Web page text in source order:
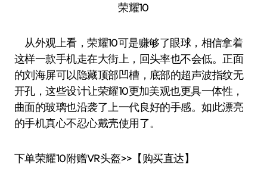
荣耀10
从外观上看，荣耀10可是赚够了眼球，相信拿着
这样一款手机走在大街上，回头率也不会低。正面
的刘海屏可以隐藏顶部凹槽，底部的超声波指纹无
开孔，这些设计让荣耀10更加美观也更具一体性，
曲面的玻璃也沿袭了上一代良好的手感。如此漂亮
的手机真心不忍心戴壳使用了。
下单荣耀10附赠VR头盔>>【购买直达】